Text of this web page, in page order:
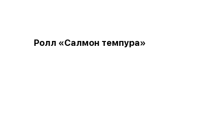
Ролл «Салмон темпура»